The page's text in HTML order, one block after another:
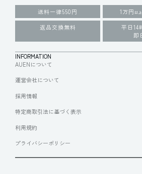
送料一律550円 1万円 以
返品交換無料
平日14
即
INFORMATION
AUENについて
運営会社について
採用情報
特定商取引法に基づく表示
利用規約
プライバシーポリシー